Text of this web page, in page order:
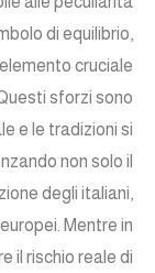
di equilibrio,
cruciale
sforzi sono
e le tradizioni si
non solo il
degli italiani,
Mentre in
il rischio reale di